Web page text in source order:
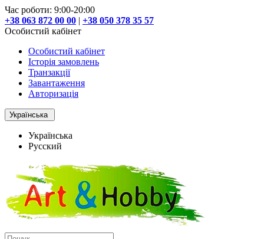
Час роботи: 9:00-20:00
+38 063 872 00 00 | +38 050 378 35 57
Особистий кабінет
Особистий кабінет
Історія замовлень
Транзакції
Завантаження
Авторизація
Українська
Українська
Русский